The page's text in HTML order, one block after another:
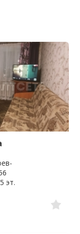
эт.